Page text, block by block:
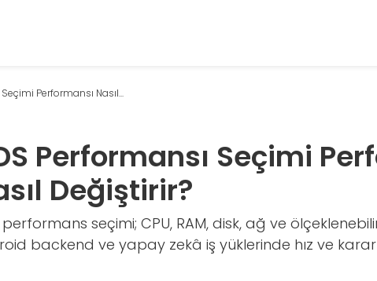
Performansı Nasıl...
Performansı Seçimi
Değiştirir?
performans seçimi; CPU, RAM, disk, ağ ve
backend ve yapay zekâ iş yüklerinde hız ve